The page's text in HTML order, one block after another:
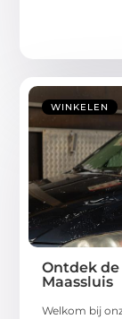
WINKELEN
Ontdek
Maassluis
Welkom bij